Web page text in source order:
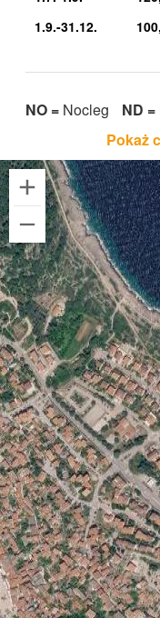
1.9.-31.12.
NO = Nocleg ND =
Pokaż